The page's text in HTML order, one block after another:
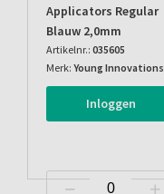
Applicators Regular
Blauw 2,0mm
Artikelnr.: 035605
Merk: Young Innovations
Inloggen